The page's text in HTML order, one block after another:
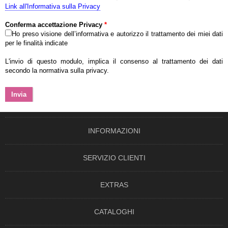
Link all'Informativa sulla Privacy
Conferma accettazione Privacy *
Ho preso visione dell’informativa e autorizzo il trattamento dei miei dati
per le finalità indicate
L'invio di questo modulo, implica il consenso al trattamento dei dati
secondo la normativa sulla privacy.
INFORMAZIONI
SERVIZIO CLIENTI
EXTRAS
CATALOGHI